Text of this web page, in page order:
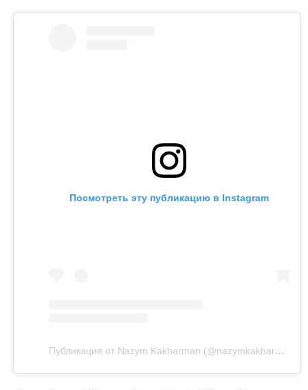
Посмотреть эту публикацию в Instagram
Публикация от Nazym Kakharman (@nazymkakharman)